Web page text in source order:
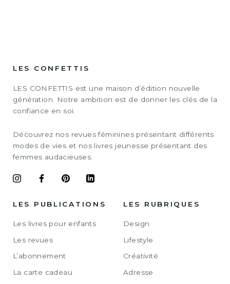
LES CONFETTIS
LES CONFETTIS est une maison d’édition nouvelle
génération. Notre ambition est de donner les clés de la
confiance en soi.
Découvrez nos revues féminines présentant différents
modes de vies et nos livres jeunesse présentant des
femmes audacieuses.
LES PUBLICATIONS
Les livres pour enfants
Les revues
L’abonnement
La carte cadeau
LES RUBRIQUES
Design
Lifestyle
Créativité
Adresse